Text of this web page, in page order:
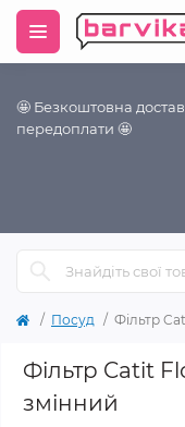
🤩 Безкоштовна
передоплати 🤩
Посуд Фільтр
Фільтр Catit
змінний